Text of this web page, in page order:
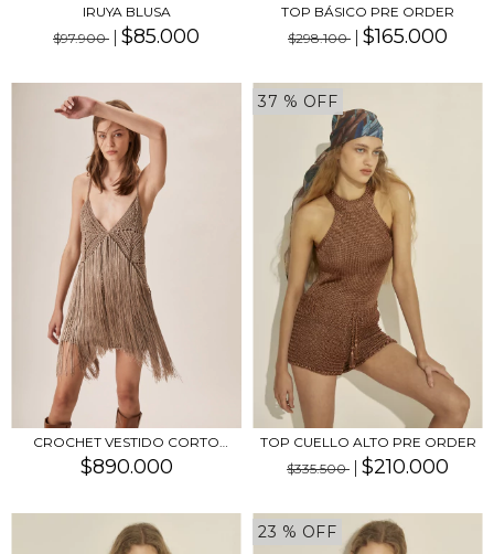
IRUYA BLUSA
$97.900
$85.000
TOP BÁSICO PRE ORDER
$298.100
$165.000
CROCHET VESTIDO CORTO
CON FLECOS PRE ORD...
$890.000
37 % OFF
TOP CUELLO ALTO PRE ORDER
$335.500
$210.000
23 % OFF